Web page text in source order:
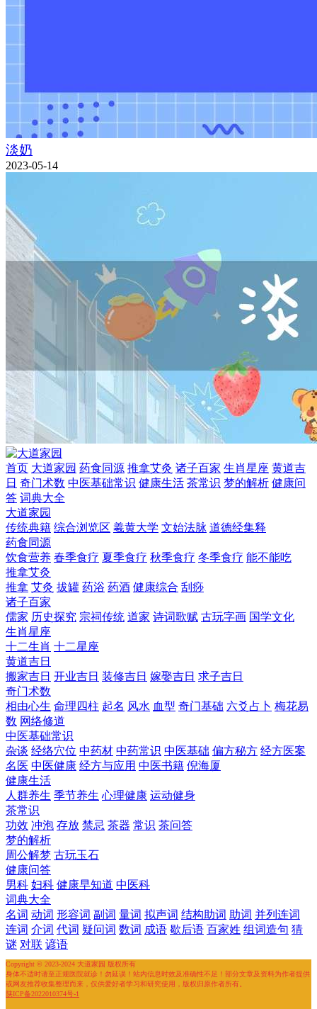
淡奶
2023-05-14
首页 大道家园 药食同源 推拿艾灸 诸子百家 生肖星座 黄道吉
日 奇门术数 中医基础常识 健康生活 茶常识 梦的解析 健康问
答 词典大全
大道家园
传统典籍 综合浏览区 羲黄大学 文始法脉 道德经集释
药食同源
饮食营养 春季食疗 夏季食疗 秋季食疗 冬季食疗 能不能吃
推拿艾灸
推拿 艾灸 拔罐 药浴 药酒 健康综合 刮痧
诸子百家
儒家 历史探究 宗祠传统 道家 诗词歌赋 古玩字画 国学文化
生肖星座
十二生肖 十二星座
黄道吉日
搬家吉日 开业吉日 装修吉日 嫁娶吉日 求子吉日
奇门术数
相由心生 命理四柱 起名 风水 血型 奇门基础 六爻占卜 梅花易
数 网络修道
中医基础常识
杂谈 经络穴位 中药材 中药常识 中医基础 偏方秘方 经方医案
名医 中医健康 经方与应用 中医书籍 倪海厦
健康生活
人群养生 季节养生 心理健康 运动健身
茶常识
功效 冲泡 存放 禁忌 茶器 常识 茶问答
梦的解析
周公解梦 古玩玉石
健康问答
男科 妇科 健康早知道 中医科
词典大全
名词 动词 形容词 副词 量词 拟声词 结构助词 助词 并列连词
连词 介词 代词 疑问词 数词 成语 歇后语 百家姓 组词造句 猜
谜 对联 谚语
Copyright © 2023-2024 大道家园 版权所有
身体不适时请至正规医院就诊！勿延误！站内信息时效及准确性不足！部分文章及资料为作者提供
或网友推荐收集整理而来，仅供爱好者学习和研究使用，版权归原作者所有。
陕ICP备2022010374号-1